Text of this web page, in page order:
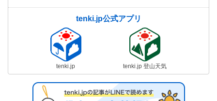
tenki.jp公式アプリ
tenki.jp tenki.jp 登山天気